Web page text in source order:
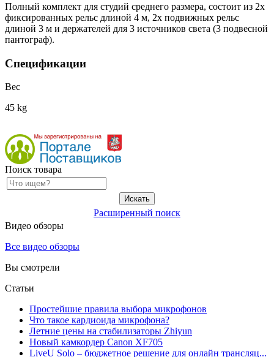
Полный комплект для студий среднего размера, состоит из 2х
фиксированных рельс длиной 4 м, 2х подвижных рельс
длиной 3 м и держателей для 3 источников света (3 подвесной
пантограф).
Спецификации
Вес
45 kg
Поиск товара
Расширенный поиск
Видео обзоры
Все видео обзоры
Вы смотрели
Статьи
Простейшие правила выбора микрофонов
Что такое кардиоида микрофона?
Летние цены на стабилизаторы Zhiyun
Новый камкордер Canon XF705
LiveU Solo – бюджетное решение для онлайн трансляц...